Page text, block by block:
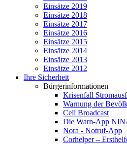
Einsätze 2019
Einsätze 2018
Einsätze 2017
Einsätze 2016
Einsätze 2015
Einsätze 2014
Einsätze 2013
Einsätze 2012
Ihre Sicherheit
Bürgerinformationen
Krisenfall
Warnung der
Cell Broadcast
Die Warn-App
Nora - Notruf-App
Corhelper –